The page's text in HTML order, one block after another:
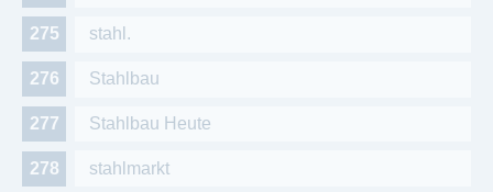
stahl.
Stahlbau
Stahlbau Heute
stahlmarkt